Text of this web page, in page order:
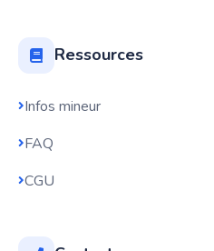
Ressources
Infos mineur
FAQ
CGU